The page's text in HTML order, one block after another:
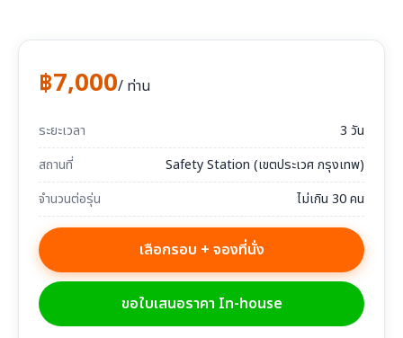
฿7,000/ ท่าน
ระยะเวลา
3 วัน
สถานที่
Safety Station (เขตประเวศ กรุงเทพ)
จำนวนต่อรุ่น
ไม่เกิน 30 คน
เลือกรอบ + จองที่นั่ง
ขอใบเสนอราคา In-house